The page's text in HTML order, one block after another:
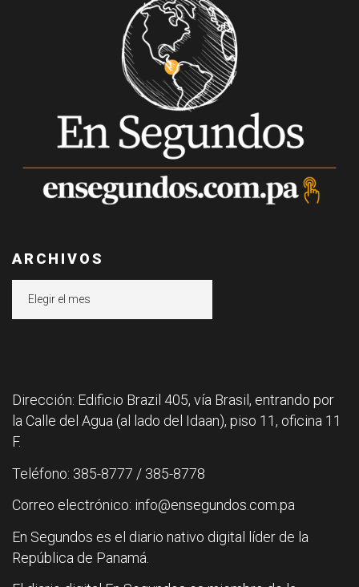
ARCHIVOS
Dirección: Edificio Brazil 405, vía Brasil, entrando por
la Calle del Agua (al lado del Idaan), piso 11, oficina 11
F.
Teléfono: 385-8777 / 385-8778
Correo electrónico: info@ensegundos.com.pa
En Segundos es el diario nativo digital líder de la
República de Panamá.